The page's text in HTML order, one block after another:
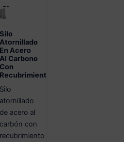
Silo
Atornillado
En Acero
Al Carbono
Con
Recubrimiento
Silo
atornillado
de acero al
carbón con
recubrimiento